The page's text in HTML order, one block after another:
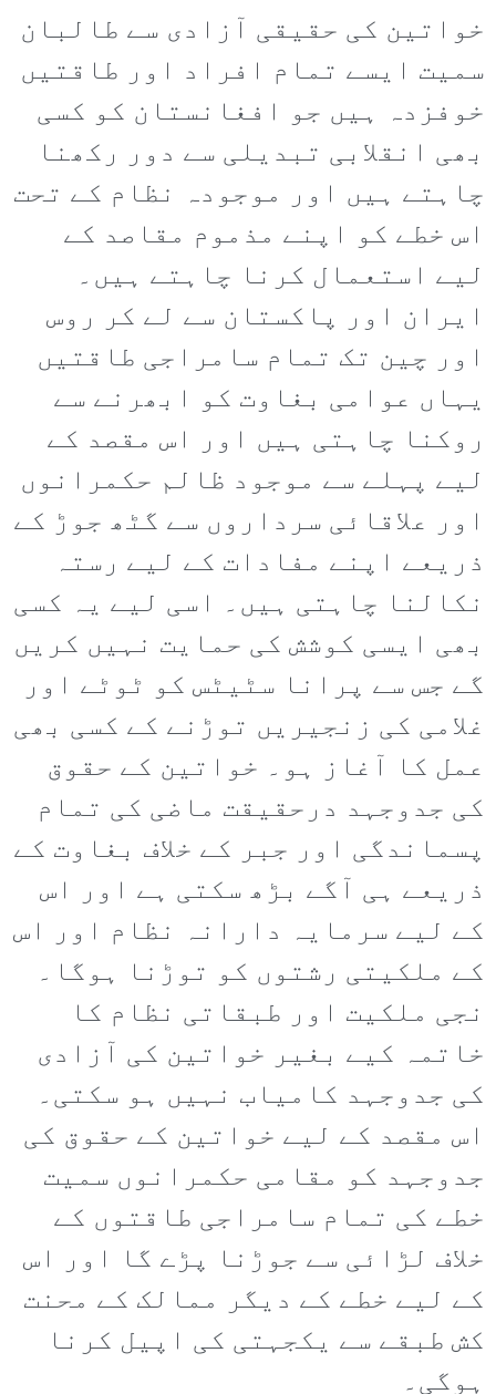
خواتین کی حقیقی آزادی سے طالبان
سمیت ایسے تمام افراد اور طاقتیں
خوفزدہ ہیں جو افغانستان کو کسی
بھی انقلابی تبدیلی سے دور رکھنا
چاہتے ہیں اور موجودہ نظام کے تحت
اس خطے کو اپنے مذموم مقاصد کے
لیے استعمال کرنا چاہتے ہیں۔
ایران اور پاکستان سے لے کر روس
اور چین تک تمام سامراجی طاقتیں
یہاں عوامی بغاوت کو ابھرنے سے
روکنا چاہتی ہیں اور اس مقصد کے
لیے پہلے سے موجود ظالم حکمرانوں
اور علاقائی سرداروں سے گٹھ جوڑ کے
ذریعے اپنے مفادات کے لیے رستہ
نکالنا چاہتی ہیں۔ اسی لیے یہ کسی
بھی ایسی کوشش کی حمایت نہیں کریں
گے جس سے پرانا سٹیٹس کو ٹوٹے اور
غلامی کی زنجیریں توڑنے کے کسی بھی
عمل کا آغاز ہو۔ خواتین کے حقوق
کی جدوجہد درحقیقت ماضی کی تمام
پسماندگی اور جبر کے خلاف بغاوت کے
ذریعے ہی آگے بڑھ سکتی ہے اور اس
کے لیے سرمایہ دارانہ نظام اور اس
کے ملکیتی رشتوں کو توڑنا ہوگا۔
نجی ملکیت اور طبقاتی نظام کا
خاتمہ کیے بغیر خواتین کی آزادی
کی جدوجہد کامیاب نہیں ہو سکتی۔
اس مقصد کے لیے خواتین کے حقوق کی
جدوجہد کو مقامی حکمرانوں سمیت
خطے کی تمام سامراجی طاقتوں کے
خلاف لڑائی سے جوڑنا پڑے گا اور اس
کے لیے خطے کے دیگر ممالک کے محنت
کش طبقے سے یکجہتی کی اپیل کرنا
ہوگی۔